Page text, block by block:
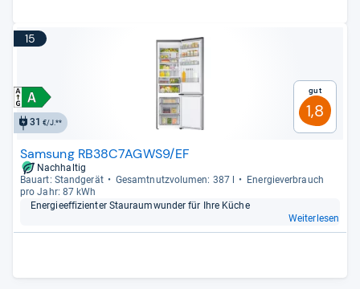
15
31 €/J.**
Gut
1,8
Samsung RB38C7AGWS9/EF
Nachhaltig
Bau­art: Stand­ge­rät
Gesamt­nutz­vo­lu­men: 387 l
Ener­gie­ver­brauch
pro Jahr: 87 kWh
Ener­gie­ef­fi­zi­en­ter Stau­raum­wun­der für Ihre Küche
Weiterlesen